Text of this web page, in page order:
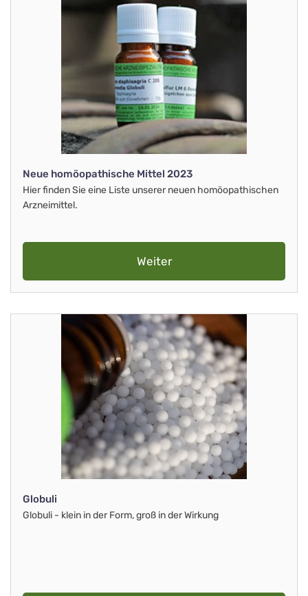
Neue homöopathische Mittel 2023
Hier finden Sie eine Liste unserer neuen homöopathischen
Arzneimittel.
Weiter
Globuli
Globuli - klein in der Form, groß in der Wirkung